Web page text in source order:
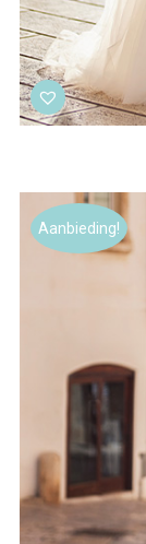
Aanbieding!